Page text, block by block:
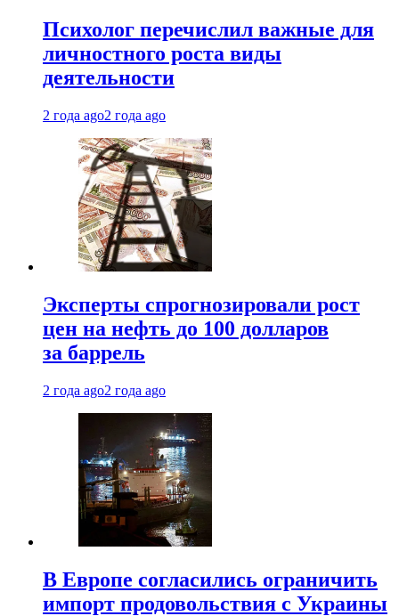
Психолог перечислил важные для
личностного роста виды
деятельности
2 года ago2 года ago
Эксперты спрогнозировали рост
цен на нефть до 100 долларов
за баррель
2 года ago2 года ago
В Европе согласились ограничить
импорт продовольствия с Украины